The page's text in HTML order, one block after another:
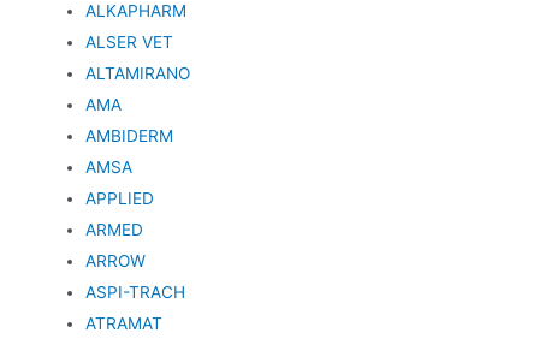
ALKAPHARM
ALSER VET
ALTAMIRANO
AMA
AMBIDERM
AMSA
APPLIED
ARMED
ARROW
ASPI-TRACH
ATRAMAT